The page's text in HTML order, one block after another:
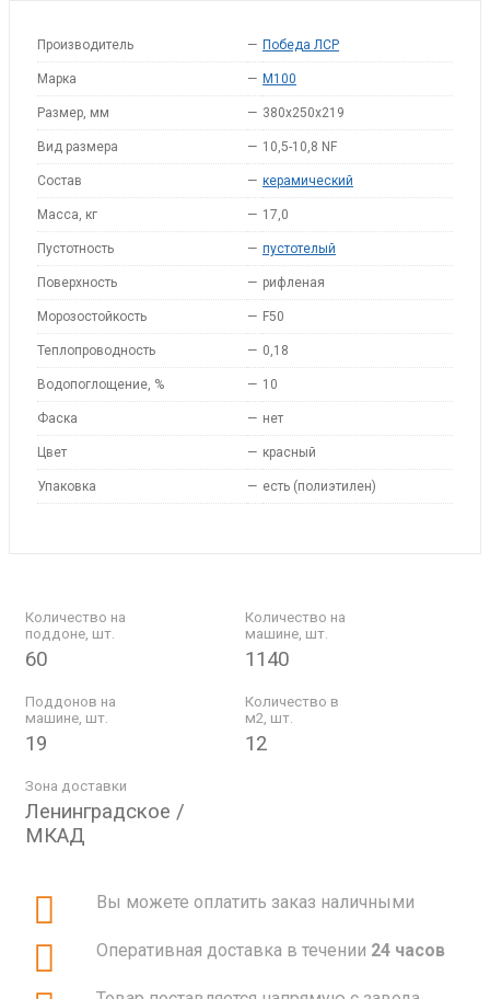
Производитель — Победа ЛСР
Марка — M100
Размер, мм — 380x250x219
Вид размера — 10,5-10,8 NF
Состав — керамический
Масса, кг — 17,0
Пустотность — пустотелый
Поверхность — рифленая
Морозостойкость — F50
Теплопроводность — 0,18
Водопоглощение, % — 10
Фаска — нет
Цвет — красный
Упаковка — есть (полиэтилен)
Количество на
поддоне, шт.
60
Количество на
машине, шт.
1140
Поддонов на
машине, шт.
19
Количество в
м2, шт.
12
Зона доставки
Ленинградское /
МКАД
Вы можете оплатить заказ наличными
Оперативная доставка в течении 24 часов